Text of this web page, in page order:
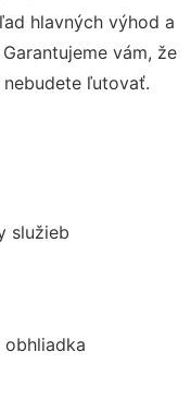
hlavných výhod a
vám, že
ľutovať.
služieb
obhliadka